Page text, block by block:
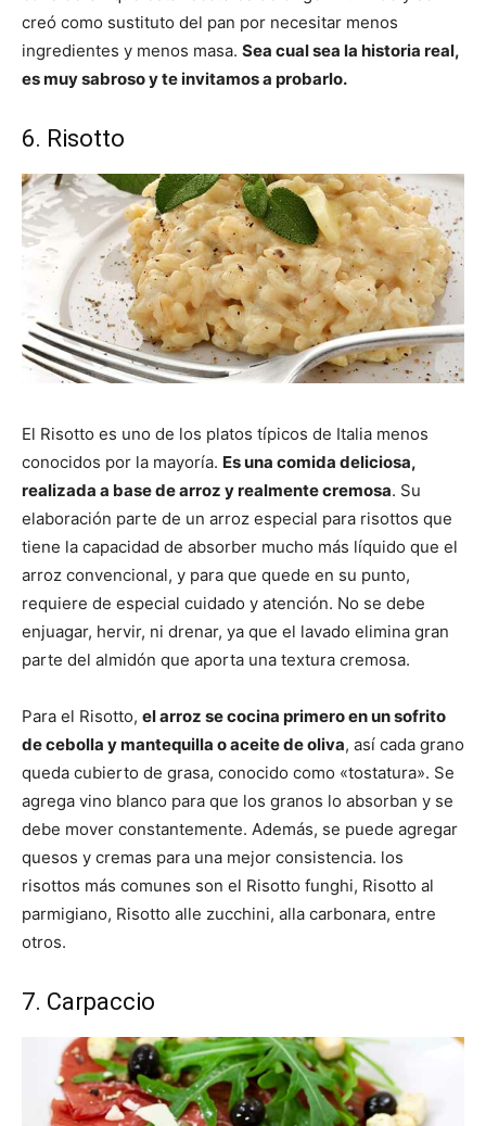
creó como sustituto del pan por necesitar menos
ingredientes y menos masa. Sea cual sea la historia real,
es muy sabroso y te invitamos a probarlo.
6. Risotto
El Risotto es uno de los platos típicos de Italia menos
conocidos por la mayoría. Es una comida deliciosa,
realizada a base de arroz y realmente cremosa. Su
elaboración parte de un arroz especial para risottos que
tiene la capacidad de absorber mucho más líquido que el
arroz convencional, y para que quede en su punto,
requiere de especial cuidado y atención. No se debe
enjuagar, hervir, ni drenar, ya que el lavado elimina gran
parte del almidón que aporta una textura cremosa.
Para el Risotto, el arroz se cocina primero en un sofrito
de cebolla y mantequilla o aceite de oliva, así cada grano
queda cubierto de grasa, conocido como «tostatura». Se
agrega vino blanco para que los granos lo absorban y se
debe mover constantemente. Además, se puede agregar
quesos y cremas para una mejor consistencia. los
risottos más comunes son el Risotto funghi, Risotto al
parmigiano, Risotto alle zucchini, alla carbonara, entre
otros.
7. Carpaccio